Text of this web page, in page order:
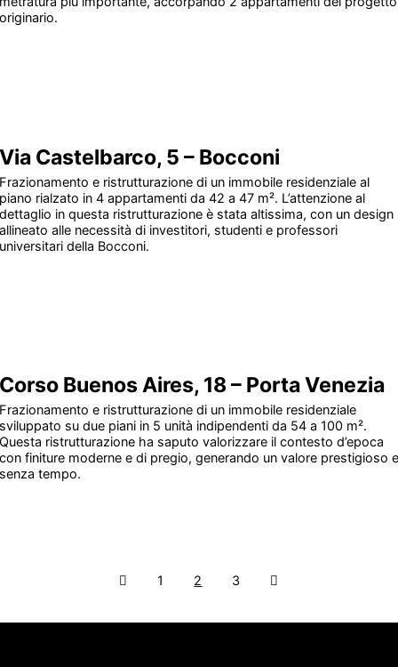
Castelbarco, 5 – Bocconi
e ristrutturazione di un immobile residenziale al
rialzato in 4 appartamenti da 42 a 47 m². L’attenzione al
in questa ristrutturazione è stata altissima, con un design
alle necessità di investitori, studenti e professori
della Bocconi.
Buenos Aires, 18 – Porta Venezia
e ristrutturazione di un immobile residenziale
su due piani in 5 unità indipendenti da 54 a 100 m².
ristrutturazione ha saputo valorizzare il contesto d’epoca
finiture moderne e di pregio, generando un valore prestigioso e
tempo.
1 2 3